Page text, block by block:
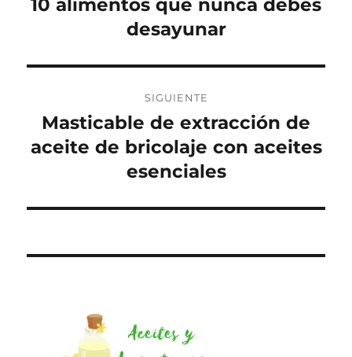
Entrada
10 alimentos que nunca debes
desayunar
SIGUIENTE
Entrada
siguiente:
Masticable de extracción de
aceite de bricolaje con aceites
esenciales